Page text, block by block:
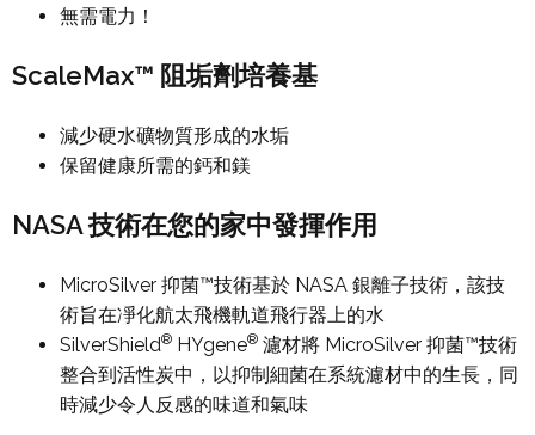
無需電力！
ScaleMax™ 阻垢劑培養基
減少硬水礦物質形成的水垢
保留健康所需的鈣和鎂
NASA 技術在您的家中發揮作用
MicroSilver 抑菌™技術基於 NASA 銀離子技術，該技
術旨在凈化航太飛機軌道飛行器上的水
SilverShield® HYgene® 濾材將 MicroSilver 抑菌™技術
整合到活性炭中，以抑制細菌在系統濾材中的生長，同
時減少令人反感的味道和氣味